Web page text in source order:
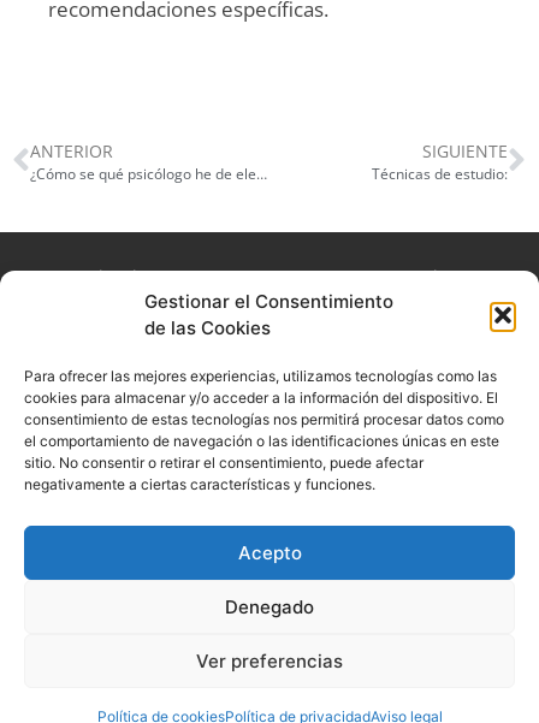
Gestionar el Consentimiento
de las Cookies
Para ofrecer las mejores experiencias, utilizamos tecnologías como las
cookies para almacenar y/o acceder a la información del dispositivo. El
consentimiento de estas tecnologías nos permitirá procesar datos como
el comportamiento de navegación o las identificaciones únicas en este
sitio. No consentir o retirar el consentimiento, puede afectar
negativamente a ciertas características y funciones.
Acepto
Denegado
Ver preferencias
Política de cookiesPolítica de privacidadAviso legal
recomendaciones específicas.
ANTERIOR
¿Cómo se qué psicólogo he de elegir para mi tratamiento?
SIGUIENTE
Técnicas de estudio:
La experiencia que queremos que nuestros usuarios
experimenten es la de acudir consulta y sentirse en un
lugar seguro, cómodo y confortable.
Textos legales
Aviso legal
Política de privacidad
Política de cookies
Síguenos
© 2022 . Todos los derechos reservados. Diseñado por